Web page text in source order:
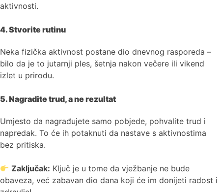
aktivnosti.
4. Stvorite rutinu
Neka fizička aktivnost postane dio dnevnog rasporeda –
bilo da je to jutarnji ples, šetnja nakon večere ili vikend
izlet u prirodu.
5. Nagradite trud, a ne rezultat
Umjesto da nagrađujete samo pobjede, pohvalite trud i
napredak. To će ih potaknuti da nastave s aktivnostima
bez pritiska.
Zaključak: Ključ je u tome da vježbanje ne bude
obaveza, već zabavan dio dana koji će im donijeti radost i